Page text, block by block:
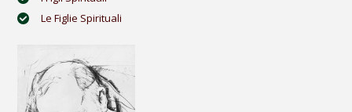
Le Figlie Spirituali